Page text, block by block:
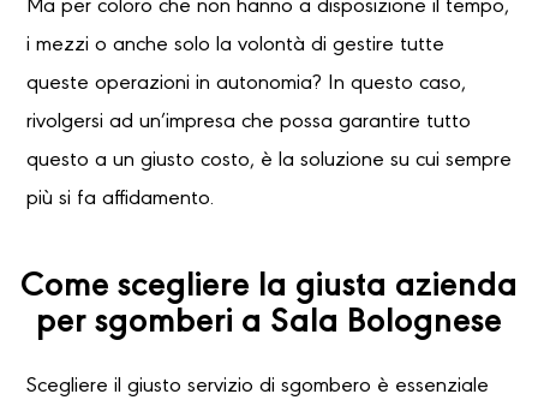
Ma per coloro che non hanno a disposizione il tempo,
i mezzi o anche solo la volontà di gestire tutte
queste operazioni in autonomia? In questo caso,
rivolgersi ad un’impresa che possa garantire tutto
questo a un giusto costo, è la soluzione su cui sempre
più si fa affidamento.
Come scegliere la giusta azienda
per sgomberi a Sala Bolognese
Scegliere il giusto servizio di sgombero è essenziale